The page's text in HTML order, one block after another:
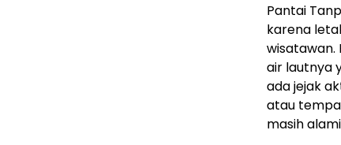
Pantai
karena
air lautnya
ada jejak
atau
masih